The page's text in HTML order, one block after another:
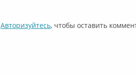
Авторизуйтесь, чтобы оставить